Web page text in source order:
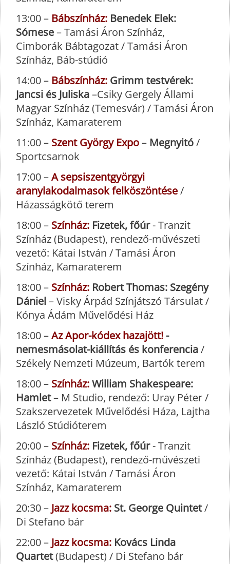
13:00 – Bábszínház: Benedek Elek:
Sómese– Tamási Áron Színház,
Cimborák Bábtagozat / Tamási Áron
Színház, Báb-stúdió
14:00 – Bábszínház: Grimm testvérek:
Jancsi és Juliska–Csiky Gergely Állami
Magyar Színház (Temesvár) / Tamási Áron
Színház, Kamaraterem
11:00 – Szent György Expo– Megnyitó/
Sportcsarnok
17:00 –A sepsiszentgyörgyi
aranylakodalmasok felköszöntése/
Házasságkötő terem
18:00 – Színház: Fizetek, főúr- Tranzit
Színház (Budapest), rendező-művészeti
vezető: Kátai István / Tamási Áron
Színház, Kamaraterem
18:00 – Színház: Robert Thomas: Szegény
Dániel– Visky Árpád Színjátszó Társulat /
Kónya Ádám Művelődési Ház
18:00 –Az Apor-kódex hazajött!-
nemesmásolat-kiállítás és konferencia/
Székely Nemzeti Múzeum, Bartók terem
18:00 – Színház:William Shakespeare:
Hamlet– M Studio, rendező: Uray Péter /
Szakszervezetek Művelődési Háza, Lajtha
László Stúdióterem
20:00 – Színház: Fizetek, főúr- Tranzit
Színház (Budapest), rendező-művészeti
vezető: Kátai István / Tamási Áron
Színház, Kamaraterem
20:30 – Jazz kocsma: St. George Quintet/
Di Stefano bár
22:00 – Jazz kocsma: Kovács Linda
Quartet(Budapest) / Di Stefano bár